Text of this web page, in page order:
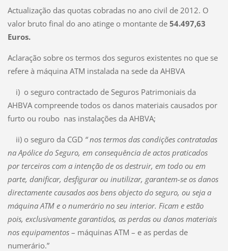
Actualização das quotas cobradas no ano civil de 2012. O
valor bruto final do ano atinge o montante de 54.497,63
Euros.
Aclaração sobre os termos dos seguros existentes no que se
refere à máquina ATM instalada na sede da AHBVA
i) o seguro contractado de Seguros Patrimoniais da
AHBVA compreende todos os danos materiais causados por
furto ou roubo nas instalações da AHBVA;
ii) o seguro da CGD “ nos termos das condições contratadas
na Apólice do Seguro, em consequência de actos praticados
por terceiros com a intenção de os destruir, em todo ou em
parte, danificar, desfigurar ou inutilizar, garantem-se os danos
directamente causados aos bens objecto do seguro, ou seja a
máquina ATM e o numerário no seu interior. Ficam e estão
pois, exclusivamente garantidos, as perdas ou danos materiais
nos equipamentos– máquinas ATM – e as perdas de
numerário.”